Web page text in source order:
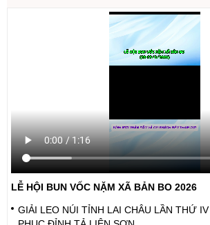
LỄ HỘI BUN VỐC NẶM XÃ BẢN BO 2026
GIẢI LEO NÚI TỈNH LAI CHÂU LẦN THỨ